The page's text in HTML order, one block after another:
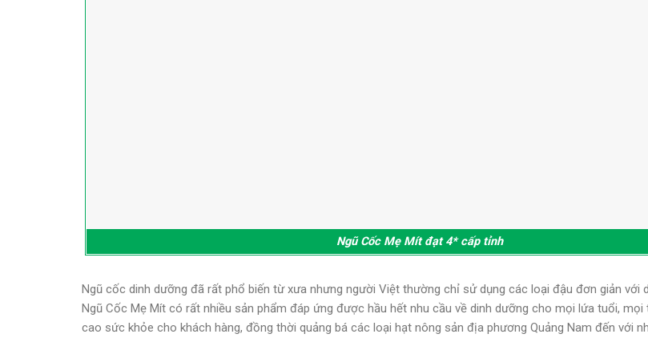
Ngũ Cốc Mẹ Mít đạt 4* cấp tỉnh
Ngũ cốc dinh dưỡng đã rất phổ biến từ xưa nhưng người Việt thường chỉ sử dụng các loại đậu đơn giản với
Ngũ Cốc Mẹ Mít có rất nhiều sản phẩm đáp ứng được hầu hết nhu cầu về dinh dưỡng cho mọi lứa tuổi, mọi
cao sức khỏe cho khách hàng, đồng thời quảng bá các loại hạt nông sản địa phương Quảng Nam đến với